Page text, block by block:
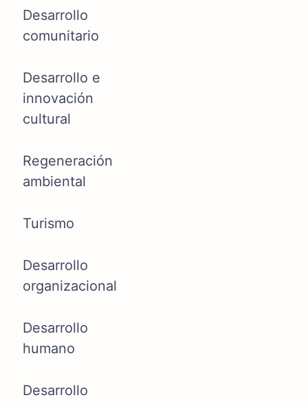
Desarrollo
comunitario
Desarrollo e
innovación
cultural
Regeneración
ambiental
Turismo
Desarrollo
organizacional
Desarrollo
humano
Desarrollo